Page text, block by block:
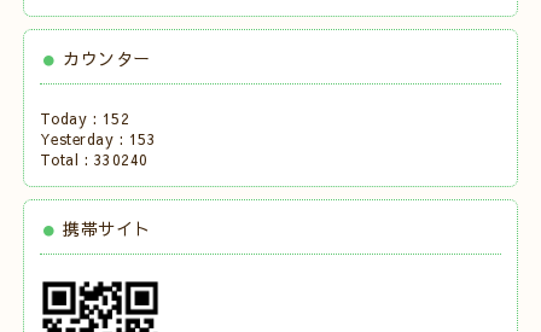
カウンター
Today : 152
Yesterday : 153
Total : 330240
携帯サイト